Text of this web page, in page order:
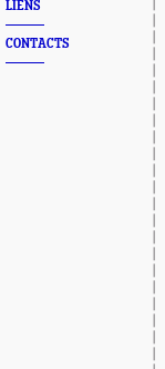
LIENS
CONTACTS